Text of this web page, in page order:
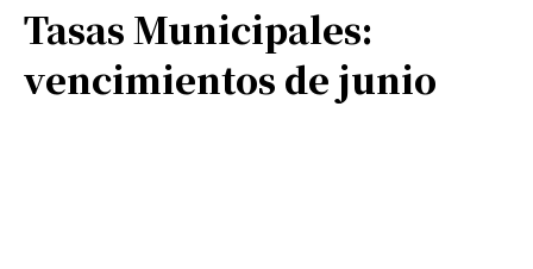
Tasas Municipales:
vencimientos de junio